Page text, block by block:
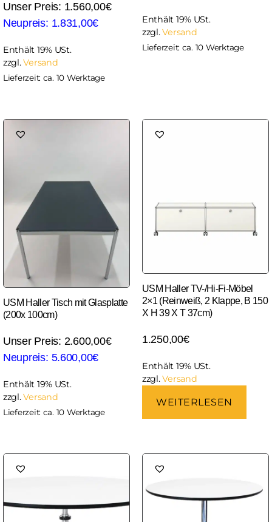
1.560,00€
1.831,00€
Enthält 19% USt.
zzgl.Versand
Lieferzeit: ca. 10 Werktage
Enthält 19% USt.
zzgl.Versand
Lieferzeit: ca. 10 Werktage
USM Haller Tisch mit Glasplatte
(200x 100cm)
2.600,00€
5.600,00€
Enthält 19% USt.
zzgl.Versand
Lieferzeit: ca. 10 Werktage
USM Haller TV-/Hi-Fi-Möbel
2×1 (Reinweiß, 2 Klappe, B 150
X H 39 X T 37cm)
1.250,00€
Enthält 19% USt.
zzgl.Versand
WEITERLESEN